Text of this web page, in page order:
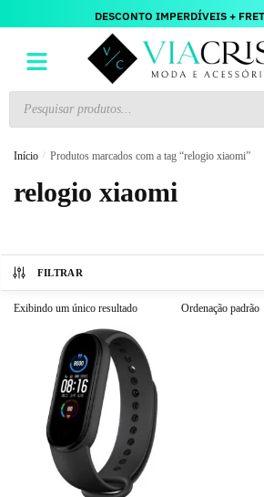
DESCONTO IMPERDÍVEIS +
Início / Produtos marcados com a tag “relogio xiaomi”
relogio xiaomi
FILTRAR
Exibindo um único resultado